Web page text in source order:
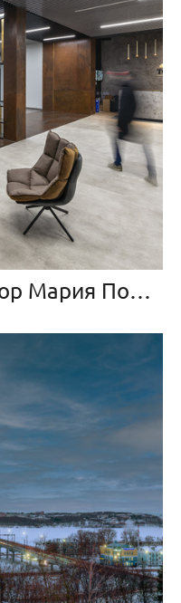
Интерьер. Архитектор Мария Поболь